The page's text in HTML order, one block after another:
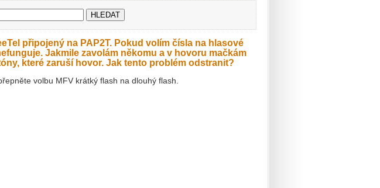
připojený na PAP2T. Pokud volím čísla na hlasové
Jakmile zavolám někomu a v hovoru mačkám
které zaruší hovor. Jak tento problém odstranit?
volbu MFV krátký flash na dlouhý flash.